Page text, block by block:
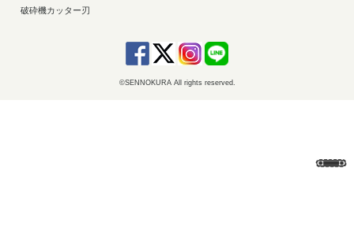
破砕機カッター刃
©SENNOKURA All rights reserved.